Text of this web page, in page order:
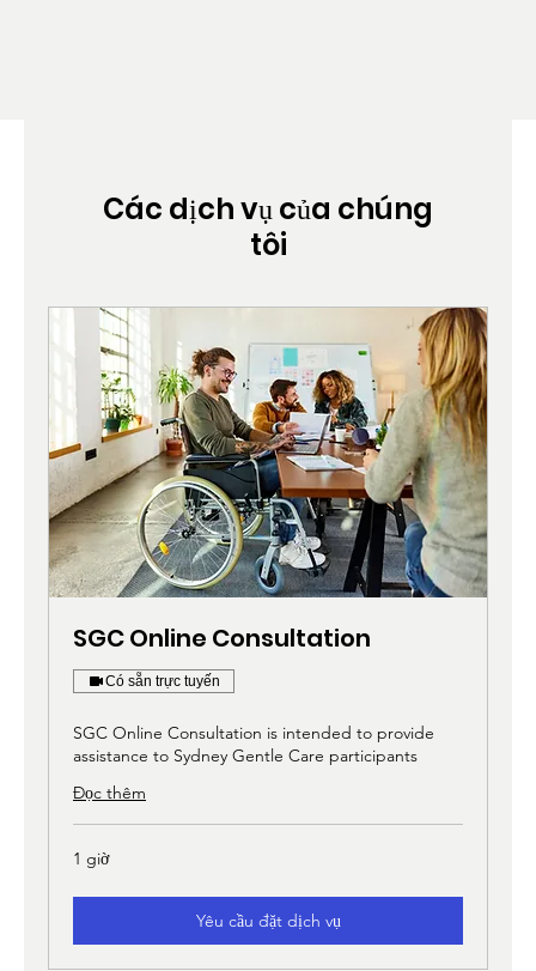
Các dịch vụ của chúng
tôi
SGC Online Consultation
Có sẵn trực tuyến
SGC Online Consultation is intended to provide
assistance to Sydney Gentle Care participants
Đọc thêm
1 giờ
Yêu cầu đặt dịch vụ